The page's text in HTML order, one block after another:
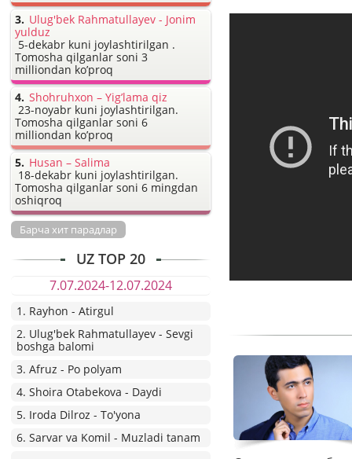
Ulug'bek Rahmatullayev - Jonim
yulduz
5-dekabr kuni joylashtirilgan .
Tomosha qilganlar soni 3
milliondan ko’proq
Shohruhxon – Yig’lama qiz
23-noyabr kuni joylashtirilgan.
Tomosha qilganlar soni 6
milliondan ko’proq
Husan – Salima
18-dekabr kuni joylashtirilgan.
Tomosha qilganlar soni 6 mingdan
oshiqroq
Барча хит парадлар
UZ TOP 20
7.07.2024-12.07.2024
1. Rayhon - Atirgul
2. Ulug'bek Rahmatullayev - Sevgi
boshga balomi
3. Afruz - Po polyam
4. Shoira Otabekova - Daydi
5. Iroda Dilroz - To'yona
6. Sarvar va Komil - Muzladi tanam